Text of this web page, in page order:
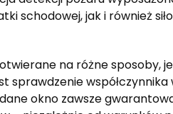
schodowej, jak i również
na różne sposoby,
sprawdzenie
okno zawsze